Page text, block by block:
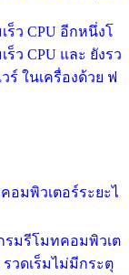
ร็ว CPU อีกหนึ่งโ
ว CPU และ ยังรว
ในเครื่องด้วย ฟ
อมพิวเตอร์ระยะไ
รมรีโมทคอมพิวเต
วดเร็มไม่มีกระตุ